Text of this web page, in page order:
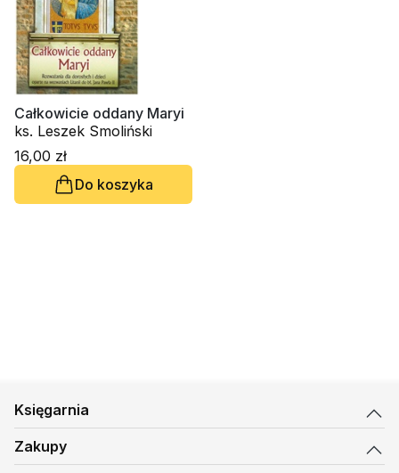
Całkowicie oddany Maryi
ks. Leszek Smoliński
16,00 zł
Do koszyka
Księgarnia
Zakupy